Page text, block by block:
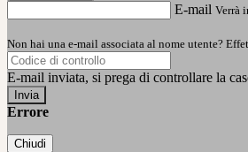
E-mail Verrà
Non hai una e-mail associata al nome utente?
E-mail inviata, si prega di controllare la
Errore
Chiudi